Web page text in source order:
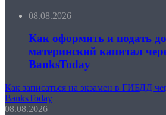
08.08.2026
Как оформить и подать
материнский капитал
BanksToday
Как записаться на экзамен в ГИБДД
BanksToday
08.08.2026